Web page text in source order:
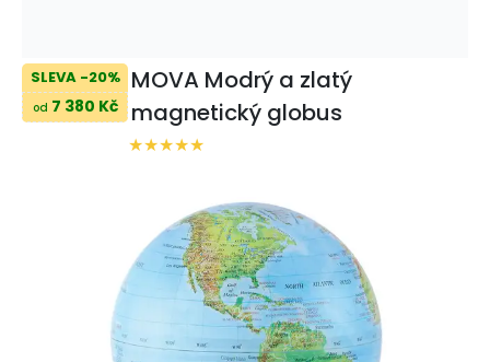
SLEVA -20%
od 7 380 Kč
MOVA Modrý a zlatý
magnetický globus